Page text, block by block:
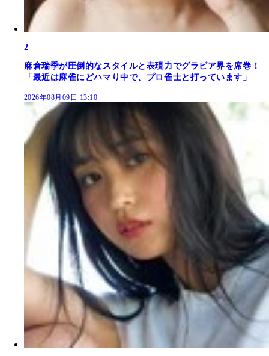
2
麻倉瑞季が圧倒的なスタイルと表現力でグラビア界を席巻！
「最近は麻雀にどハマり中で、プロ雀士と打っています」
2026年08月09日 13:10